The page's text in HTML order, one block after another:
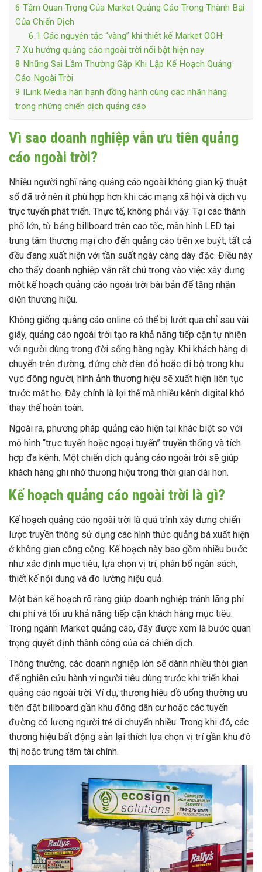
6 Tầm Quan Trọng Của Market Quảng Cáo Trong Thành Bại
Của Chiến Dịch
6.1 Các nguyên tắc “vàng” khi thiết kế Market OOH:
7 Xu hướng quảng cáo ngoài trời nổi bật hiện nay
8 Những Sai Lầm Thường Gặp Khi Lập Kế Hoạch Quảng
Cáo Ngoài Trời
9 ILink Media hân hạnh đồng hành cùng các nhãn hàng
trong những chiến dịch quảng cáo
Vì sao doanh nghiệp vẫn ưu tiên quảng
cáo ngoài trời?
Nhiều người nghĩ rằng quảng cáo ngoài không gian kỹ thuật
số đã trở nên ít phù hợp hơn khi các mạng xã hội và dịch vụ
trực tuyến phát triển. Thực tế, không phải vậy. Tại các thành
phố lớn, từ bảng billboard trên cao tốc, màn hình LED tại
trung tâm thương mại cho đến quảng cáo trên xe buýt, tất cả
đều đang xuất hiện với tần suất ngày càng dày đặc. Điều này
cho thấy doanh nghiệp vẫn rất chú trọng vào việc xây dựng
một kế hoạch quảng cáo ngoài trời bài bản để tăng nhận
diện thương hiệu.
Không giống quảng cáo online có thể bị lướt qua chỉ sau vài
giây, quảng cáo ngoài trời tạo ra khả năng tiếp cận tự nhiên
với người dùng trong đời sống hàng ngày. Khi khách hàng di
chuyển trên đường, đứng chờ đèn đỏ hoặc đi bộ trong khu
vực đông người, hình ảnh thương hiệu sẽ xuất hiện liên tục
trước mắt họ. Đây chính là lợi thế mà nhiều kênh digital khó
thay thế hoàn toàn.
Ngoài ra, phương pháp quảng cáo hiện tại khác biệt so với
mô hình “trực tuyến hoặc ngoại tuyến” truyền thống và tích
hợp đa kênh. Một chiến dịch quảng cáo ngoài trời sẽ giúp
khách hàng ghi nhớ thương hiệu trong thời gian dài hơn.
Kế hoạch quảng cáo ngoài trời là gì?
Kế hoạch quảng cáo ngoài trời là quá trình xây dựng chiến
lược truyền thông sử dụng các hình thức quảng bá xuất hiện
ở không gian công cộng. Kế hoạch này bao gồm nhiều bước
như xác định mục tiêu, lựa chọn vị trí, phân bổ ngân sách,
thiết kế nội dung và đo lường hiệu quả.
Một bản kế hoạch rõ ràng giúp doanh nghiệp tránh lãng phí
chi phí và tối ưu khả năng tiếp cận khách hàng mục tiêu.
Trong ngành Market quảng cáo, đây được xem là bước quan
trọng quyết định thành công của cả chiến dịch.
Thông thường, các doanh nghiệp lớn sẽ dành nhiều thời gian
để nghiên cứu hành vi người tiêu dùng trước khi triển khai
quảng cáo ngoài trời. Ví dụ, thương hiệu đồ uống thường ưu
tiên đặt billboard gần khu đông dân cư hoặc các tuyến
đường có lượng người trẻ di chuyển nhiều. Trong khi đó, các
thương hiệu bất động sản lại thích lựa chọn vị trí gần khu đô
thị hoặc trung tâm tài chính.